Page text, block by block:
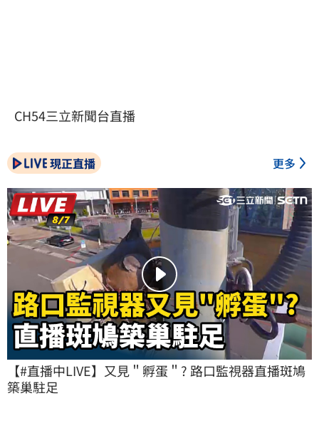
CH54三立新聞台直播
現正直播 更多
【#直播中LIVE】又見＂孵蛋＂? 路口監視器直播斑鳩
築巢駐足